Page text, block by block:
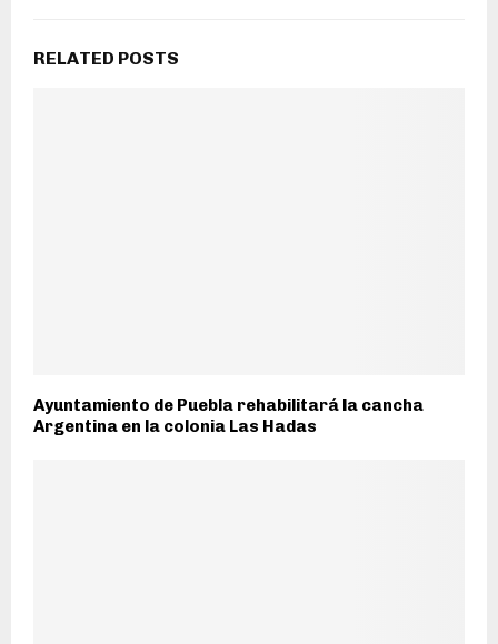
RELATED POSTS
Ayuntamiento de Puebla rehabilitará la cancha
Argentina en la colonia Las Hadas